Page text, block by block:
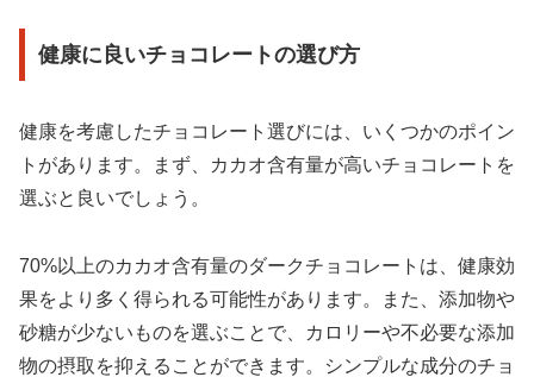
健康に良いチョコレートの選び方
健康を考慮したチョコレート選びには、いくつかのポイン
トがあります。まず、カカオ含有量が高いチョコレートを
選ぶと良いでしょう。
70%以上のカカオ含有量のダークチョコレートは、健康効
果をより多く得られる可能性があります。また、添加物や
砂糖が少ないものを選ぶことで、カロリーや不必要な添加
物の摂取を抑えることができます。シンプルな成分のチョ